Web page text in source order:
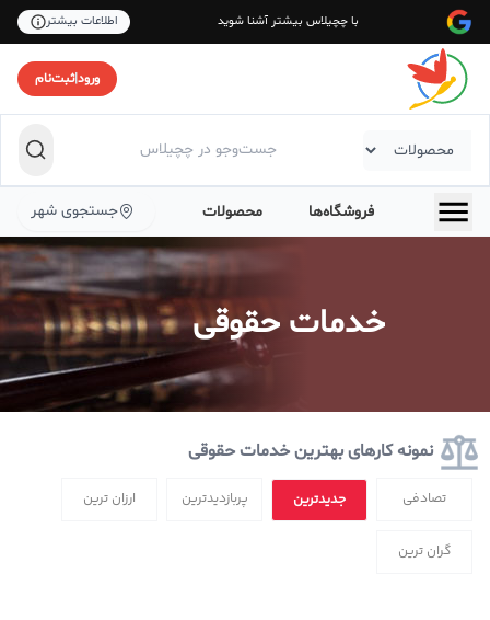
با چچیلاس بیشتر آشنا شوید اطلاعات بیشتر
ورود|ثبت‌نام
فروشگاه‌ها محصولات جستجوی شهر
خدمات حقوقی
نمونه کارهای بهترین خدمات حقوقی
تصادفی جدیدترین پربازدیدترین ارزان ترین
گران ترین